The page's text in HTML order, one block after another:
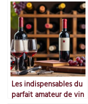
Les indispensables du
parfait amateur de vin